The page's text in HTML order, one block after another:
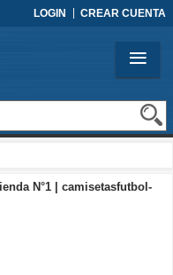
LOGIN CREAR CUENTA
N°1 | camisetasfutbol-